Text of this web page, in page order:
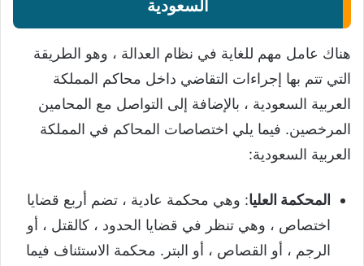
السعودية
هناك عامل مهم للغاية في نظام العدالة ، وهو الطريقة
التي تتم بها إجراءات التقاضي داخل محاكم المملكة
العربية السعودية ، بالإضافة إلى التواصل مع المحامين
المرخصين. فيما يلي اختصاصات المحاكم في المملكة
العربية السعودية:
المحكمة العليا: وهي محكمة عادية ، تضم أربع قضايا
اختصاص ، وهي تنظر في قضايا الحدود ، كالقتل ، أو
الرجم ، أو القصاص ، أو البتر. محكمة الاستئناف فيما